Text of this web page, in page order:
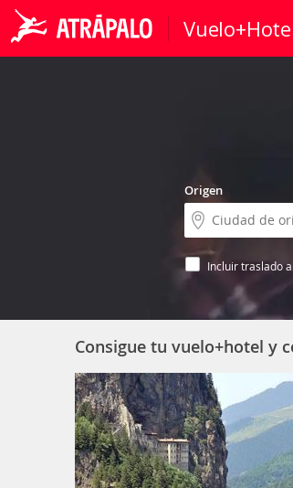
Origen
Incluir traslado
Consigue tu vuelo+hotel y